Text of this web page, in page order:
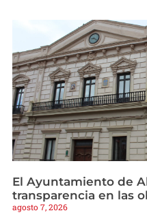
El Ayuntamiento de
transparencia en las
agosto 7, 2026